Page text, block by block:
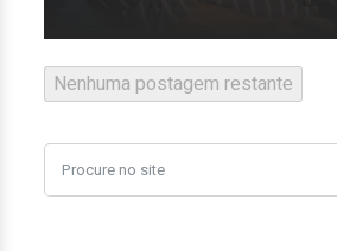
Nenhuma postagem restante
Search